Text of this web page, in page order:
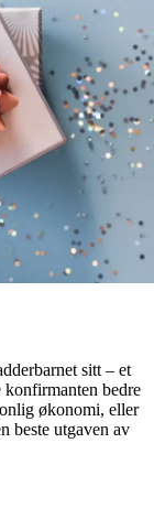
sitt – et
bedre
økonomi, eller
beste utgaven av